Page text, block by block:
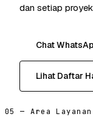
dan setiap
Chat
Lihat Daftar
05 — Area Layanan